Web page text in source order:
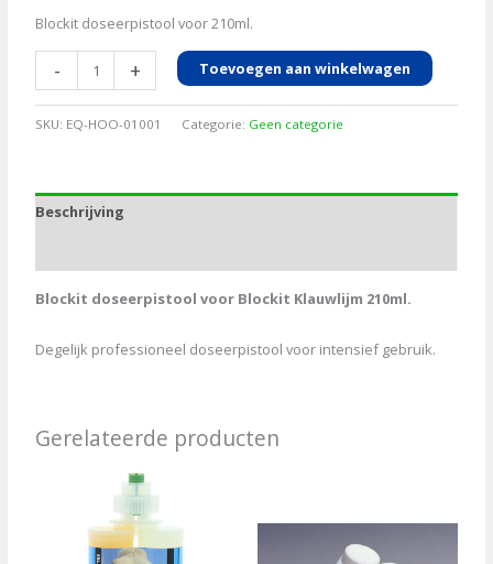
Blockit doseerpistool voor 210ml.
-
Doseerpistool
+ Toevoegen aan winkelwagen
SKU: EQ-HOO-01001 Categorie: Geen categorie
Beschrijving
Blockit doseerpistool voor Blockit Klauwlijm 210ml.
Degelijk professioneel doseerpistool voor intensief gebruik.
Gerelateerde producten